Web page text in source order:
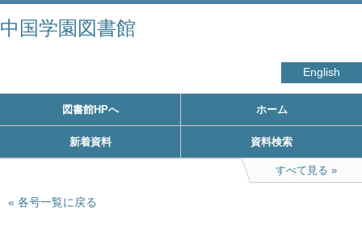
中国学園図書館
English
図書館HPへ ホーム
新着資料 資料検索
すべて見る
各号一覧に戻る